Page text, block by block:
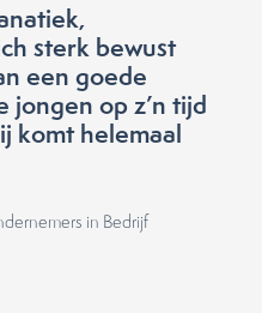
sterk bewust
een goede
jongen op z’n tijd
komt helemaal
in Bedrijf